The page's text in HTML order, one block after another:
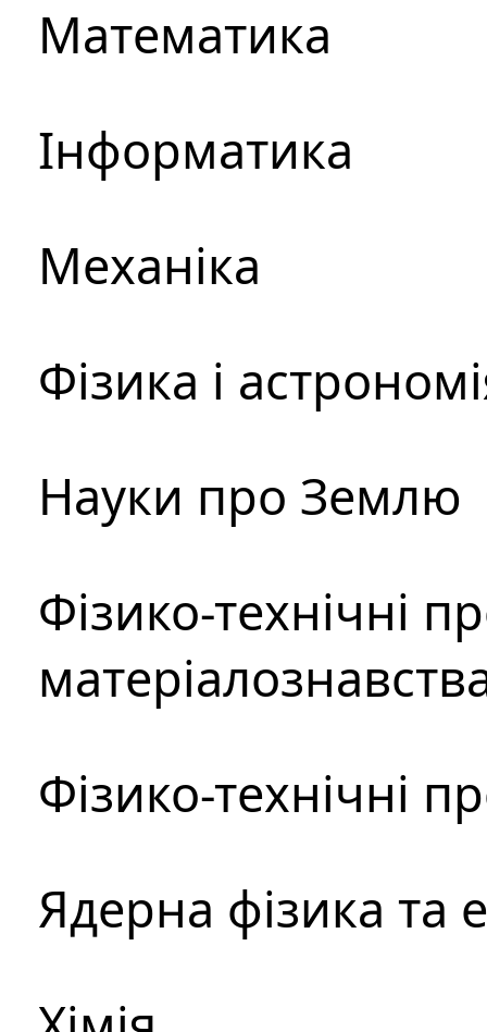
Математика
Інформатика
Механіка
Фізика і
Науки про Землю
Фізико-технічні
Фізико-технічні
Ядерна фізика та